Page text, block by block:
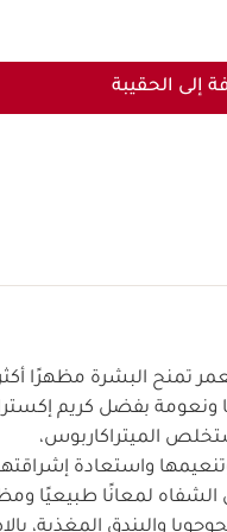
إلى الحقيبة
تمنح البشرة مظهرًا
ونعومة بفضل كريم
الميتراكاربوس،
واستعادة
لمعانًا طبيعيًا